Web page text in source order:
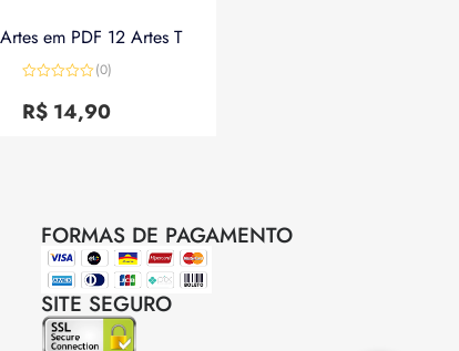
em PDF 12 Artes T
0
de
(0)
R$ 14,90
FORMAS DE PAGAMENTO
SITE SEGURO